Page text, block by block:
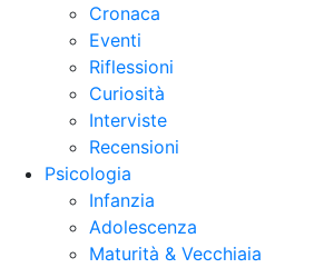
Cronaca
Eventi
Riflessioni
Curiosità
Interviste
Recensioni
Psicologia
Infanzia
Adolescenza
Maturità & Vecchiaia